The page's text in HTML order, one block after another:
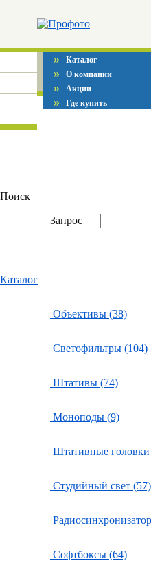
» Каталог
» О компании
» Акции
» Где купить
Поиск
Запрос
Каталог
Объективы (38)
Светофильтры (104)
Штативы (74)
Моноподы (9)
Штативные головки
Студийный свет (57)
Софтбоксы (64)